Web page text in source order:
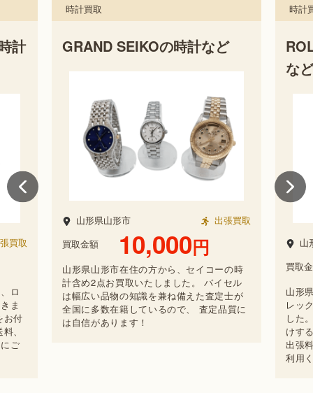
買取
が
に
時計買取
ROLEXデイトジャストの時計
など
山形県最上郡
買取金額
737,200円
山形県最上郡のお客様からご用命賜り、ロ
レックスの時計など数点お譲りいただきま
した。 状態も良く、しっかりと価格をお付
けすることができました。 査定料、送料、
時計
山
買取
山形
は幅
全国
は自